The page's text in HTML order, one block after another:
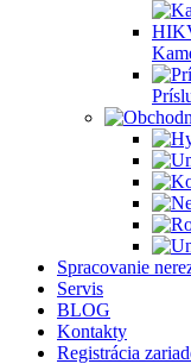
Spracovanie
Servis
BLOG
Kontakty
Registrácia